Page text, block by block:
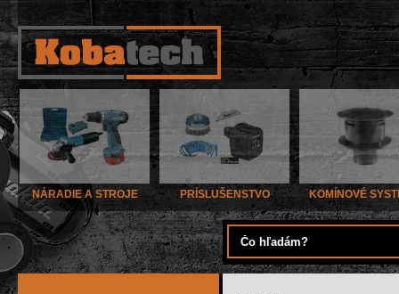
NÁRADIE A STROJE PRÍSLUŠENSTVO KOMÍNOVÉ